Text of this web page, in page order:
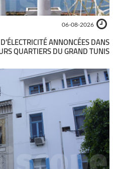
06-08-2026
ANNONCÉES DANS
QUARTIERS DU GRAND TUNIS